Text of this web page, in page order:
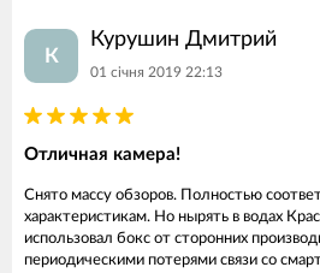
К
Курушин Дмитрий
01 січня 2019 22:13
Отличная камера!
Снято массу обзоров. Полностью
характеристикам. Но нырять в водах
использовал бокс от сторонних
периодическими потерями связи со